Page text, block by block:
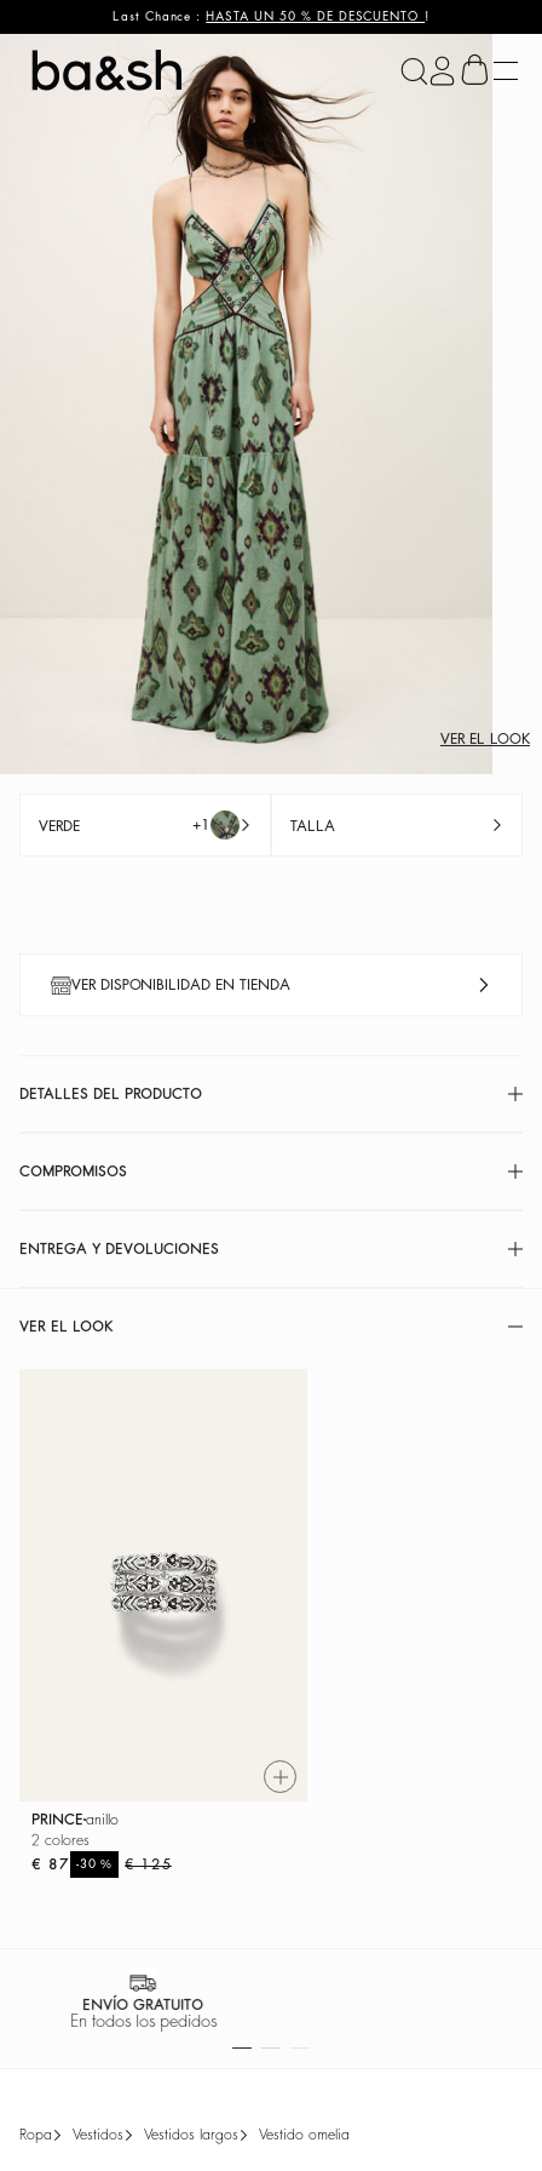
Last Chance : HASTA UN 50 % DE DESCUENTO !
ba&sh
VER EL LOOK
VERDE +1 TALLA
VER DISPONIBILIDAD EN TIENDA
DETALLES DEL PRODUCTO
COMPROMISOS
ENTREGA Y DEVOLUCIONES
VER EL LOOK
PRINCE anillo
2 colores
€ 125
-30%
€ 87
PAGO 100% SEGURO
Facilidad de pago
ropa vestidos vestidos largos vestido omelia